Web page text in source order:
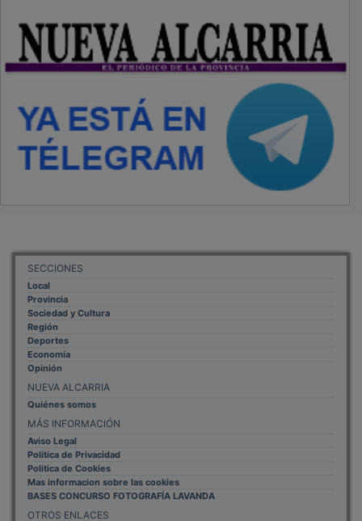
SECCIONES
Local
Provincia
Sociedad y Cultura
Región
Deportes
Economía
Opinión
NUEVA ALCARRIA
Quiénes somos
MÁS INFORMACIÓN
Aviso Legal
Política de Privacidad
Politica de Cookies
Mas informacion sobre las cookies
BASES CONCURSO FOTOGRAFÍA LAVANDA
OTROS ENLACES